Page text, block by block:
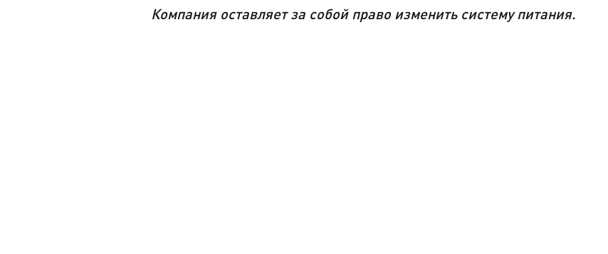
Компания оставляет за собойправо изменить систему питания.